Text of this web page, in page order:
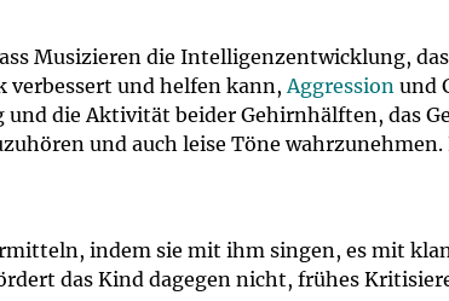
Musizieren die Intelligenzentwicklung,
verbessert und helfen kann,Aggression und
die Aktivität beider Gehirnhälften, das
und auch leise Töne
indem sie mit ihm singen, es mit
das Kind dagegen nicht, frühes